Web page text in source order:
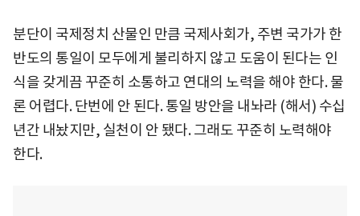
분단이 국제정치 산물인 만큼 국제사회가, 주변 국가가 한
반도의 통일이 모두에게 불리하지 않고 도움이 된다는 인
식을 갖게끔 꾸준히 소통하고 연대의 노력을 해야 한다. 물
론 어렵다. 단번에 안 된다. 통일 방안을 내놔라 (해서) 수십
년간 내놨지만, 실천이 안 됐다. 그래도 꾸준히 노력해야
한다.